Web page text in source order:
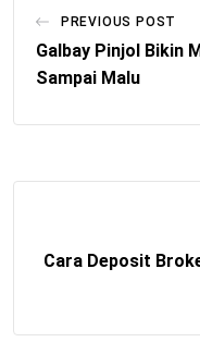
PREVIOUS POST
Galbay Pinjol Bikin
Sampai Malu
Cara Deposit